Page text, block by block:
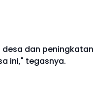
dan
ini," tegasnya.